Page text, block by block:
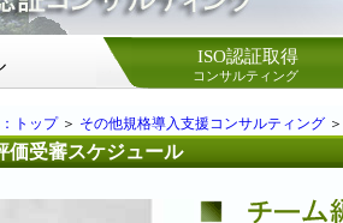
ISO認証取得
コンサルティング
トップ＞ その他規格導入支援コンサルティング
価受審スケジュール